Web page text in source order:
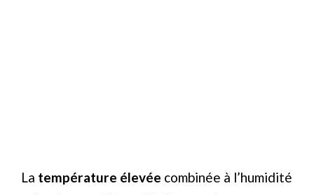
La température élevée combinée à l’humidité